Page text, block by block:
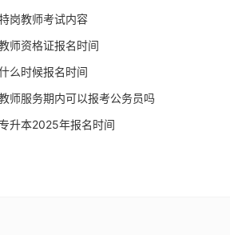
岗教师考试内容
师资格证报名时间
么时候报名时间
师服务期内可以报考公务员吗
升本2025年报名时间